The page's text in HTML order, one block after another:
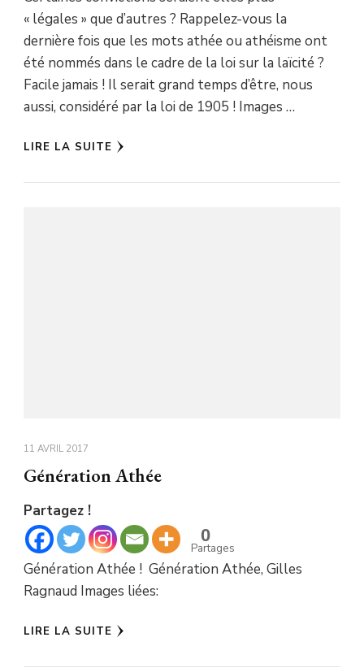
« légales » que d’autres ? Rappelez-vous la
dernière fois que les mots athée ou athéisme ont
été nommés dans le cadre de la loi sur la laïcité ?
Facile jamais ! Il serait grand temps d’être, nous
aussi, considéré par la loi de 1905 ! Images …
LIRE LA SUITE
11 AVRIL 2017
Génération Athée
Partagez !
0
Partages
Génération Athée ! Génération Athée, Gilles
Ragnaud Images liées:
LIRE LA SUITE